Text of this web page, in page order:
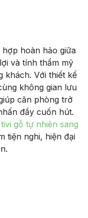
hoàn hảo giữa
và tính thẩm mỹ
khách. Với thiết kế
không gian lưu
căn phòng trở
đầy cuốn hút.
gỗ tự nhiên sang
tiện nghi, hiện đại